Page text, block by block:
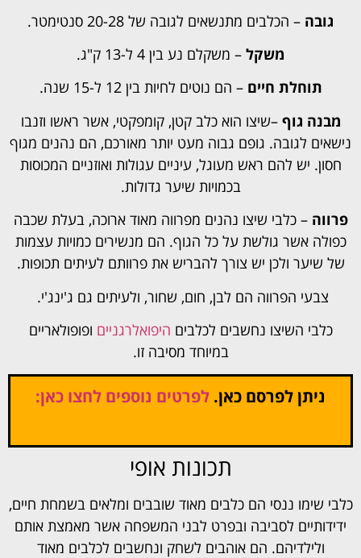
גובה – הכלבים מתנשאים לגובה של 20-28 סנטימטר.
משקל – משקלם נע בין 4 ל-13 ק"ג.
תוחלת חיים – הם נוטים לחיות בין 12 ל-15 שנה.
מבנה גוף –שיצו הוא כלב קטן, קומפקטי, אשר ראשו וזנבו
נישאים לגובה. גופם גבוה מעט יותר מאורכם, הם נהנים מגוף
חסון. יש להם ראש מעוגל, עיניים עגולות ואוזניים המכוסות
בכמויות שיער גדולות.
פרווה – כלבי שיצו נהנים מפרווה מאוד ארוכה, בעלת שכבה
כפולה אשר גולשת על כל הגוף. הם מנשירים כמויות עצמות
של שיער ולכן יש צורך להבריש את פרוותם לעיתים תכופות.
צבעי הפרווה הם לבן, חום, שחור, ולעיתים גם ג'ינג'י.
כלבי השיצו נחשבים לכלבים היפואלרגניים ופופולאריים
במיוחד מסיבה זו.
ניתן לפרסם כאן. לפרטים נוספים לחצו כאן:
תכונות אופי
כלבי שימו ננסי הם כלבים מאוד שובבים ומלאים בשמחת חיים,
ידידותיים לסביבה ובפרט לבני המשפחה אשר מאמצת אותם
ולילדיהם. הם אוהבים לשחק ונחשבים לכלבים מאוד